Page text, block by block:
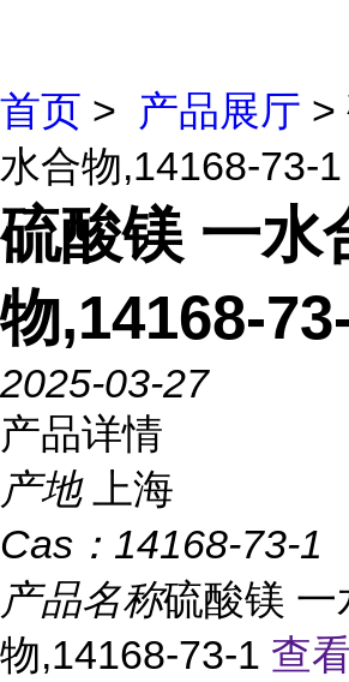
首页 > 产品展厅 >
水合物,14168-73-1
硫酸镁 一水
物,14168-
2025-03-27
产品详情
产地
上海
Cas： 14168-73-1
产品名称硫酸镁 一
物,14168-73-1 查